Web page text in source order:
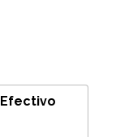
Efectivo